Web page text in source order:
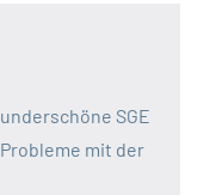
SGE
mit der